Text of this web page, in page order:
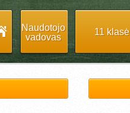
Naudotojo
vadovas
11 klasė